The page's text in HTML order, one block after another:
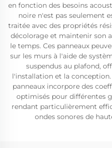
en fonction des besoins
noire n'est pas seulement
traitée avec des propriétés
décolorage et maintenir son
le temps. Ces panneaux
sur les murs à l'aide de
suspendus au plafond,
l'installation et la
panneaux incorpore des
optimisés pour différentes
rendant particulièrement
ondes sonores de